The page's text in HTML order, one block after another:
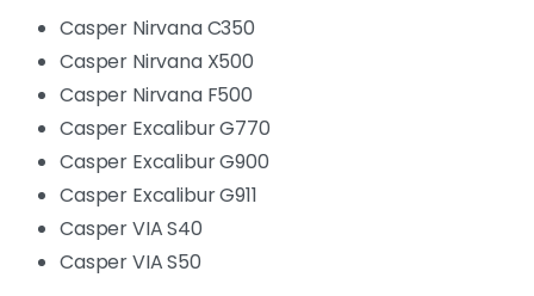
Casper Nirvana C350
Casper Nirvana X500
Casper Nirvana F500
Casper Excalibur G770
Casper Excalibur G900
Casper Excalibur G911
Casper VIA S40
Casper VIA S50